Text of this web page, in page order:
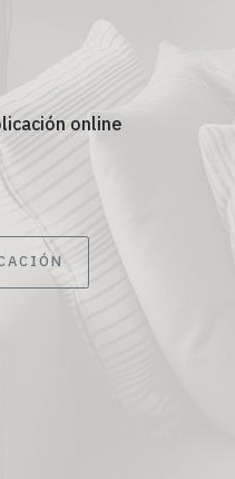
online